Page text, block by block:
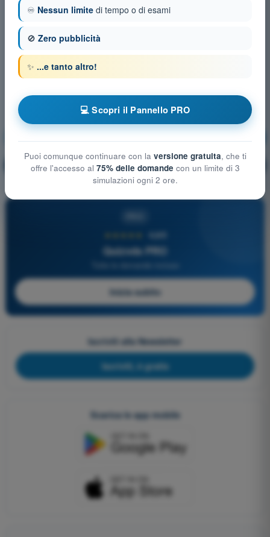
🔒 PRO Spiegazione domanda
4,6/5
Quizvds PRO
Inizia subito
Iscriviti alla Newsletter
Iscriviti, è gratis
Scarica le app mobile
♾️ Nessun limite di tempo o di esami
🚫 Zero pubblicità
✨ ...e tanto altro!
💻 Scopri il Pannello PRO
Puoi comunque continuare con la versione gratuita, che ti
offre l'accesso al 75% delle domande con un limite di 3
simulazioni ogni 2 ore.